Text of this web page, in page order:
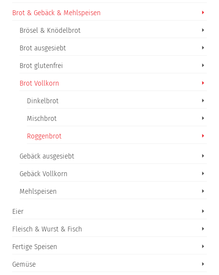
Brot & Gebäck & Mehlspeisen
Brösel & Knödelbrot
Brot ausgesiebt
Brot glutenfrei
Brot Vollkorn
Dinkelbrot
Mischbrot
Roggenbrot
Gebäck ausgesiebt
Gebäck Vollkorn
Mehlspeisen
Eier
Fleisch & Wurst & Fisch
Fertige Speisen
Gemüse